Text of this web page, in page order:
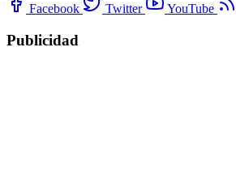
Facebook Twitter YouTube
Publicidad